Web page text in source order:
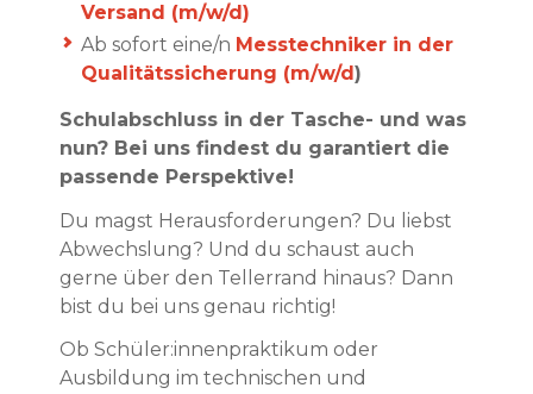
Versand (m/w/d)
Ab sofort eine/n Messtechniker in der
Qualitätssicherung (m/w/d)
Schulabschluss in der Tasche- und was
nun? Bei uns findest du garantiert die
passende Perspektive!
Du magst Herausforderungen? Du liebst
Abwechslung? Und du schaust auch
gerne über den Tellerrand hinaus? Dann
bist du bei uns genau richtig!
Ob Schüler:innenpraktikum oder
Ausbildung im technischen und